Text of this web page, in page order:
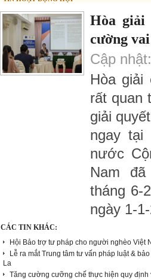
Hòa giải
cường
Cập
Hòa
rất quan
giải
ngay tại
nước
Nam
tháng 6-
ngày 1-
CÁC TIN KHÁC:
Hội Bảo trợ tư pháp cho người nghèo Việt
Lễ ra mắt Trung tâm tư vấn pháp luật &
La
Tăng cường cưỡng chế thực hiện quy định